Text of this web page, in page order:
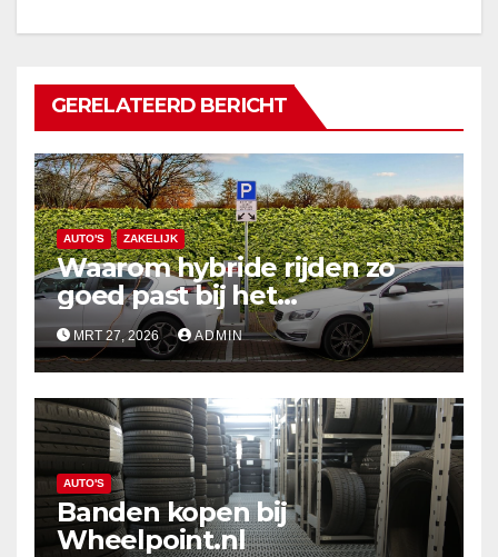
GERELATEERD BERICHT
AUTO'S ZAKELIJK
Waarom hybride rijden zo
goed past bij het
Nederlandse zzp-bestaan
MRT 27, 2026 ADMIN
AUTO'S
Banden kopen bij
Wheelpoint.nl